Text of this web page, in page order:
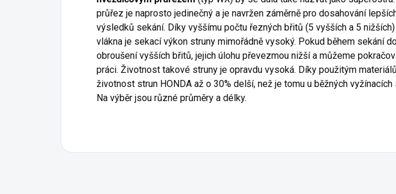
průřez je naprosto jedinečný a je navržen záměrně pro dosahování
výsledků sekání. Díky vyššímu počtu řezných břitů (5 vyšších a 5
vlákna je sekací výkon struny mimořádně vysoký. Pokud během sekání
obroušení vyšších břitů, jejich úlohu převezmou nižší a můžeme
práci. Životnost takové struny je opravdu vysoká. Díky použitým
životnost strun HONDA až o 30% delší, než je tomu u běžných vyžínacích
Na výběr jsou různé průměry a délky.